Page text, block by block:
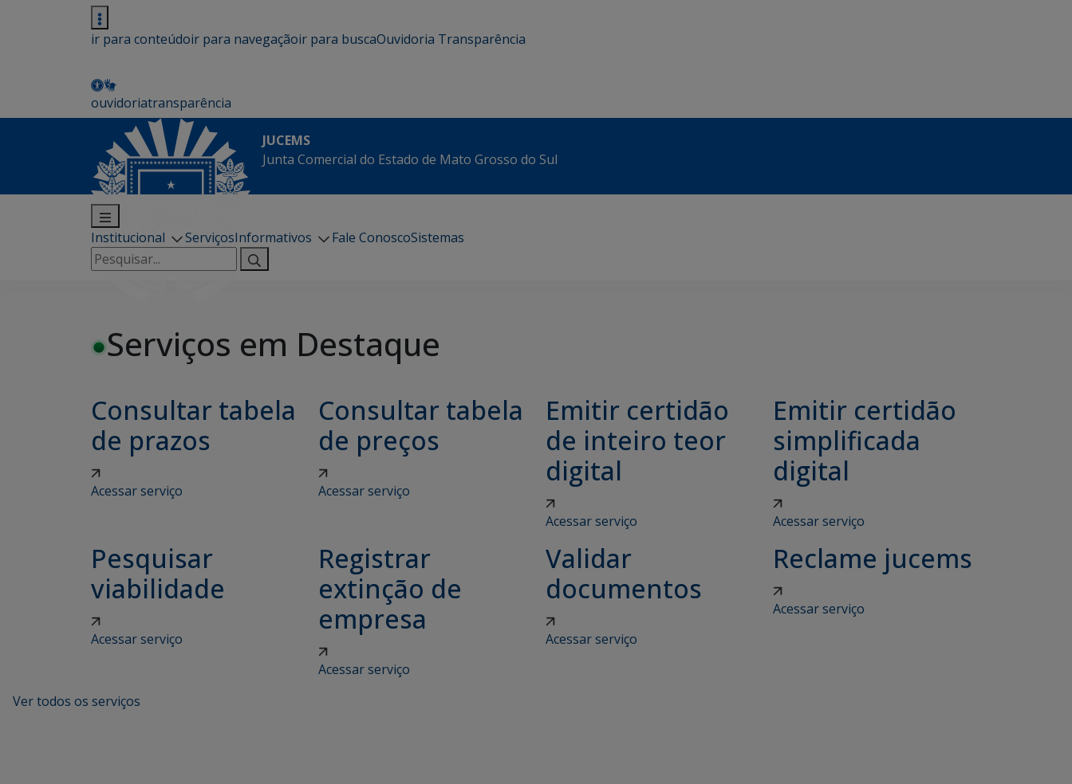
ir para conteúdoir para navegaçãoir para buscaOuvidoria Transparência
ouvidoriatransparência
JUCEMS
Junta Comercial do Estado de Mato Grosso do Sul
Institucional ServiçosInformativos Fale ConoscoSistemas
Pesquisar
por:
Serviços em Destaque
Consultar tabela
de prazos
Acessar serviço
Consultar tabela
de preços
Acessar serviço
Emitir certidão
de inteiro teor
digital
Acessar serviço
Emitir certidão
simplificada
digital
Acessar serviço
Pesquisar
viabilidade
Acessar serviço
Registrar
extinção de
empresa
Acessar serviço
Validar
documentos
Acessar serviço
Reclame jucems
Acessar serviço
Ver todos os serviços